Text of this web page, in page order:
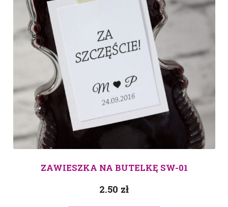
ZAWIESZKA NA BUTELKĘ SW-01
2.50 zł